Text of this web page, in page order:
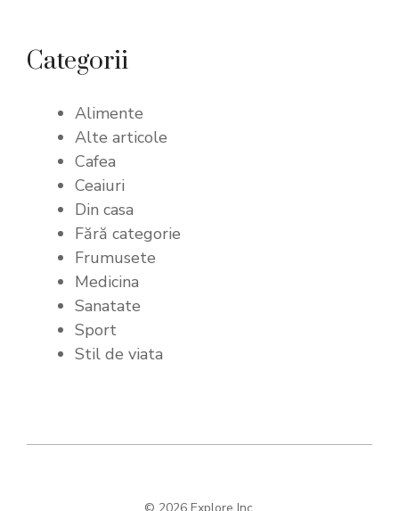
Categorii
Alimente
Alte articole
Cafea
Ceaiuri
Din casa
Fără categorie
Frumusete
Medicina
Sanatate
Sport
Stil de viata